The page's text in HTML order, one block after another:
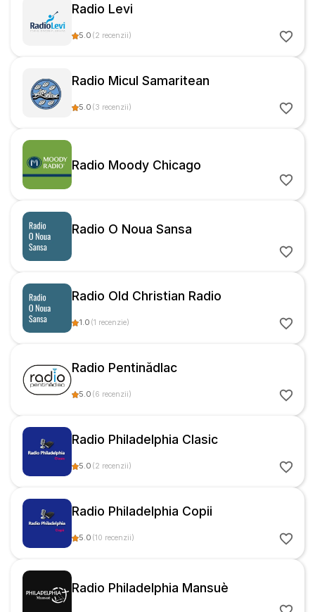
Radio Levi
5.0 (2 recenzii)
Radio Micul Samaritean
5.0 (3 recenzii)
Radio Moody Chicago
Radio O Noua Sansa
Radio Old Christian Radio
1.0 (1 recenzie)
Radio Pentinădlac
5.0 (6 recenzii)
Radio Philadelphia Clasic
5.0 (2 recenzii)
Radio Philadelphia Copii
5.0 (10 recenzii)
Radio Philadelphia Mansuè